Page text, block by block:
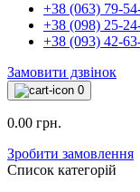
+38 (063) 79-
+38 (098) 25-
+38 (093) 42-
Замовити дзвінок
0
0.00 грн.
Зробити замовлення
Список категорій